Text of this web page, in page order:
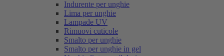
Indurente per unghie
Lima per unghie
Lampade UV
Rimuovi cuticole
Smalto per unghie
Smalto per unghie in gel